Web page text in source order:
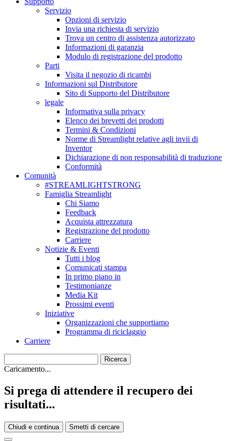
Servizio
Opzioni di servizio
Invia una richiesta di servizio
Trova un centro di assistenza autorizzato
Informazioni di garanzia
Modulo di registrazione del prodotto
Parti
Visita il negozio di ricambi
Informazioni sul Distributore
Sito di Supporto del Distributore
legale
Informativa sulla privacy
Elenco dei brevetti dei prodotti
Termini & Condizioni
Norme di Streamlight relative agli invii di
Inventor
Dichiarazione di non responsabilità di traduzione
Conformità
Comunità
#STREAMLIGHTSTRONG
Famiglia Streamlight
Chi Siamo
Feedback
Acquista attrezzatura
Registrazione del prodotto
Carriere
Notizie & Eventi
Tutti i blog
Comunicati stampa
In primo piano in
Testimonianze
Media Kit
Prossimi eventi
Iniziative
Organizzazioni che supportiamo
Programma di riciclaggio
Carriere
Caricamento...
Si prega di attendere il recupero dei
risultati...
Chiudi e continua Smetti di cercare